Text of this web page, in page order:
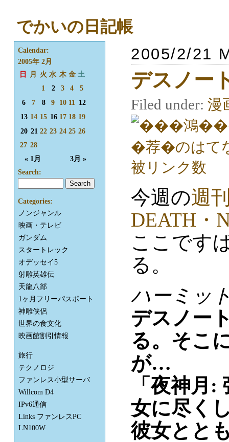
でかいの日記帳
2005/2/21
デスノー
Filed under: 漫
今週の週
DEATH・
ここです
る。
ハーミッ
デスノー
る。そこ
が…
「夜神月
女に尽く
彼女とと
Calendar:
2005年 2月
日
月 火 水 木 金 土
« 1月 3月 »
1 2 3 4
5
6
7 8 9 10 11
12
13 14 15 16 17 18 19
20 21 22 23 24 25 26
27 28
Search:
Categories:
ノンジャンル
映画・テレビ
ガンダム
スタートレック
オデッセイ5
射雕英雄伝
天龍八部
1ヶ月フリーパスポート
神雕侠侶
世界の食文化
映画館割引情報
旅行
テクノロジ
ファンレス小型サーバ
Willcom D4
IPv6通信
Links ファンレスPC
LN100W